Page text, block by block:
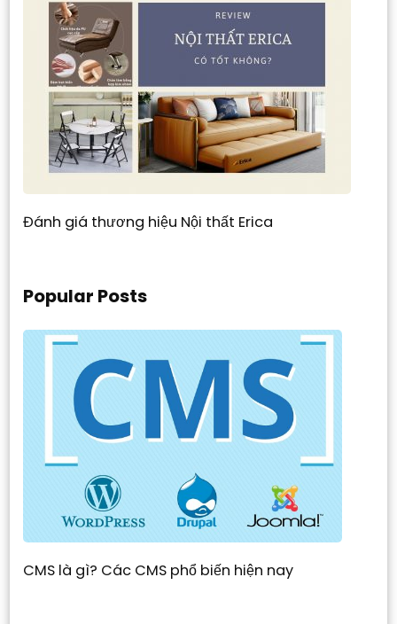
Đánh giá thương hiệu Nội thất Erica
Popular Posts
CMS là gì? Các CMS phổ biến hiện nay